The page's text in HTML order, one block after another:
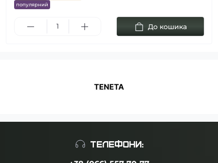
популярний
До кошика
ТЕЛЕФОНИ: